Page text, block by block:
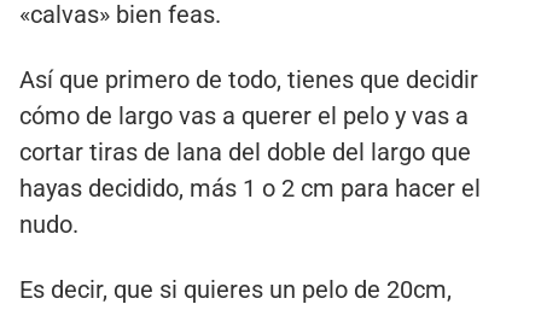
«calvas» bien feas.
Así que primero de todo, tienes que decidir
cómo de largo vas a querer el pelo y vas a
cortar tiras de lana del doble del largo que
hayas decidido, más 1 o 2 cm para hacer el
nudo.
Es decir, que si quieres un pelo de 20cm,